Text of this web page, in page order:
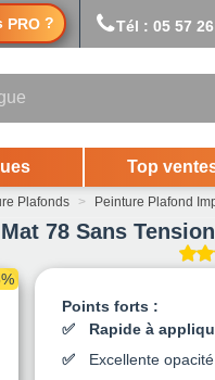
PRO ? Tél : 05 57
Top
Plafonds > Peinture Plafond
78 Sans
Points forts :
Rapide à
Excellente